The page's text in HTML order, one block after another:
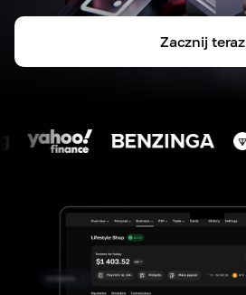
Zacznij teraz